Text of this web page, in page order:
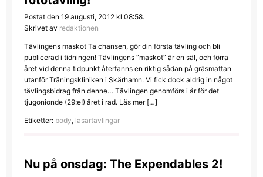
Postat den 19 augusti, 2012 kl 08:58.
Skrivet av redaktionen
Tävlingens maskot Ta chansen, gör din första tävling och bli
publicerad i tidningen! Tävlingens ”maskot” är en säl, och förra
året vid denna tidpunkt återfanns en riktig sådan på gräsmattan
utanför Träningskliniken i Skärhamn. Vi fick dock aldrig in något
tävlingsbidrag från denne… Tävlingen genomförs i år för det
tjugonionde (29:e!) året i rad. Läs mer […]
Etiketter: body, lasartavlingar
Nu på onsdag: The Expendables 2!